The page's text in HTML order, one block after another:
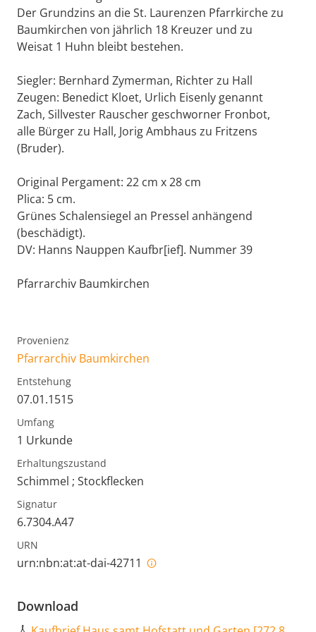
Der Grundzins an die St. Laurenzen Pfarrkirche zu
Baumkirchen von jährlich 18 Kreuzer und zu
Weisat 1 Huhn bleibt bestehen.
Siegler: Bernhard Zymerman, Richter zu Hall
Zeugen: Benedict Kloet, Urlich Eisenly genannt
Zach, Sillvester Rauscher geschworner Fronbot,
alle Bürger zu Hall, Jorig Ambhaus zu Fritzens
(Bruder).
Original Pergament: 22 cm x 28 cm
Plica: 5 cm.
Grünes Schalensiegel an Pressel anhängend
(beschädigt).
DV: Hanns Nauppen Kaufbr[ief]. Nummer 39
Pfarrarchiv Baumkirchen
Provenienz
Pfarrarchiv Baumkirchen
Entstehung
07.01.1515
Umfang
1 Urkunde
Erhaltungszustand
Schimmel ; Stockflecken
Signatur
6.7304.A47
URN
urn:nbn:at:at-dai-42711
Download